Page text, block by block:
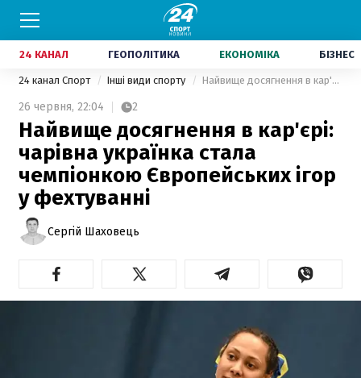
24 КАНАЛ ГЕОПОЛІТИКА ЕКОНОМІКА БІЗНЕС
24 канал Спорт Інші види спорту Найвище досягнення в кар'єрі: чарівна українка стала чемпіонкою Європейських ігор у фехтуванні
26 червня, 22:04 2
Найвище досягнення в кар'єрі:
чарівна українка стала
чемпіонкою Європейських ігор
у фехтуванні
Сергій Шаховець